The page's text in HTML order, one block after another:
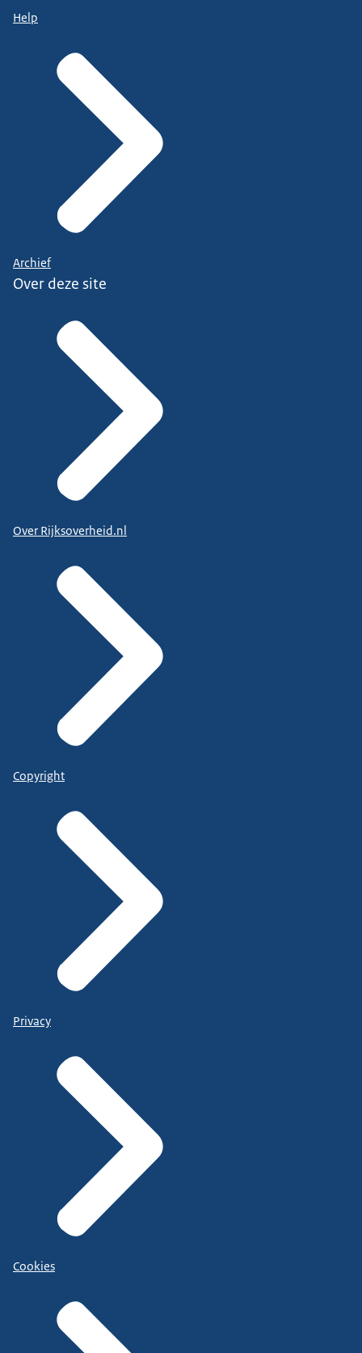
Help
Archief
Over deze site
Over Rijksoverheid.nl
Copyright
Privacy
Cookies